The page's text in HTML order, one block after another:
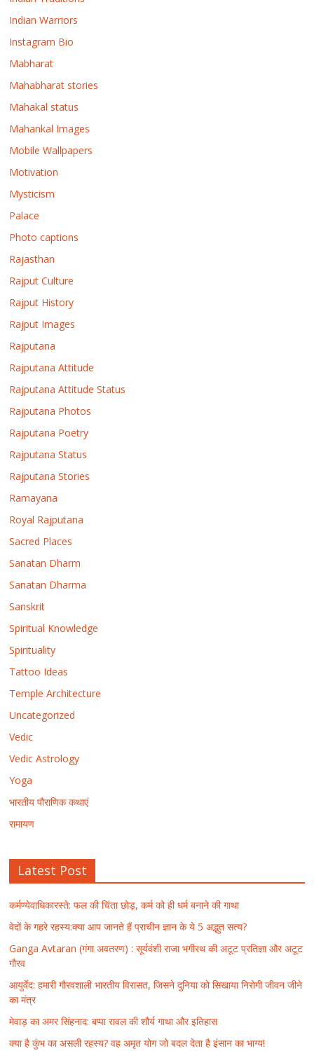
Indian Warriors
Instagram Bio
Mabharat
Mahabharat stories
Mahakal status
Mahankal Images
Mobile Wallpapers
Motivation
Mysticism
Palace
Photo captions
Rajasthan
Rajput Culture
Rajput History
Rajput Images
Rajputana
Rajputana Attitude
Rajputana Attitude Status
Rajputana Photos
Rajputana Poetry
Rajputana Status
Rajputana Stories
Ramayana
Royal Rajputana
Sacred Places
Sanatan Dharm
Sanatan Dharma
Sanskrit
Spiritual Knowledge
Spirituality
Tattoo Ideas
Temple Architecture
Uncategorized
Vedic
Vedic Astrology
Yoga
भारतीय पौराणिक कथाएं
रामायण
Latest Post
कर्मण्येवाधिकारस्ते: फल की चिंता छोड़, कर्म को ही धर्म बनाने की गाथा
वेदों के गहरे रहस्य:क्या आप जानते हैं प्राचीन ज्ञान के ये 5 अद्भुत सत्य?
Ganga Avtaran (गंगा अवतरण) : सूर्यवंशी राजा भगीरथ की अटूट प्रतिज्ञा और अटूट
गौरव
आयुर्वेद: हमारी गौरवशाली भारतीय विरासत, जिसने दुनिया को सिखाया निरोगी जीवन जीने
का मंत्र
मेवाड़ का अमर सिंहनाद: बप्पा रावल की शौर्य गाथा और इतिहास
क्या है कुंभ का असली रहस्य? वह अमृत योग जो बदल देता है इंसान का भाग्य!